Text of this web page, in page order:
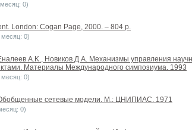
0)
London: Cogan Page, 2000. – 804 p.
месяц: 0)
A.K., Новиков Д.А. Механизмы управления
Материалы Международного симпозиума. 1993
месяц: 0)
сетевые модели. М.: ЦНИПИАС. 1971
0)